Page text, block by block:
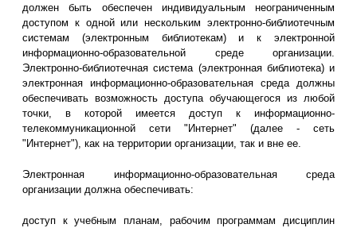
должен быть обеспечен индивидуальным неограниченным
доступом к одной или нескольким электронно-библиотечным
системам (электронным библиотекам) и к электронной
информационно-образовательной среде организации.
Электронно-библиотечная система (электронная библиотека) и
электронная информационно-образовательная среда должны
обеспечивать возможность доступа обучающегося из любой
точки, в которой имеется доступ к информационно-
телекоммуникационной сети "Интернет" (далее - сеть
"Интернет"), как на территории организации, так и вне ее.
Электронная информационно-образовательная среда
организации должна обеспечивать:
доступ к учебным планам, рабочим программам дисциплин